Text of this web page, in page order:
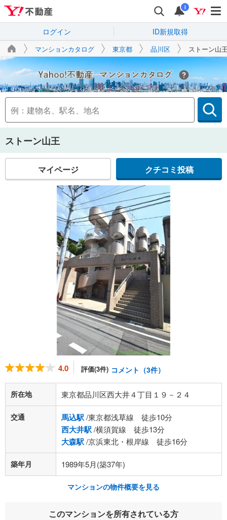
i
ログイン ID新規取得
マンションカタログ 東京都 品川区 ストーン山
Yahoo!不動産
ストーン山王
マイページ クチコミ投稿
4.0 評価(3件) コメント（3件）
所在地 東京都品川区西大井４丁目１９－２４
交通 馬込駅/東京都浅草線 徒歩10分
西大井駅/横須賀線 徒歩13分
大森駅/京浜東北・根岸線 徒歩16分
築年月 1989年5月(築37年)
マンションの物件概要を見る
このマンションを所有されている方